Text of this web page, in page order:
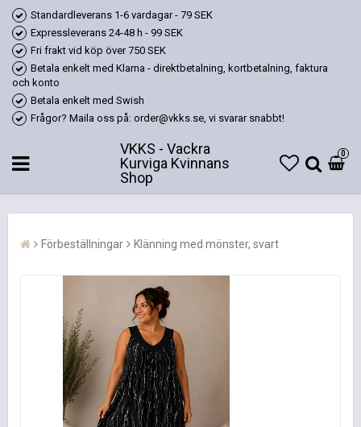
Standardleverans 1-6 vardagar - 79 SEK
Expressleverans 24-48 h - 99 SEK
Fri frakt vid köp över 750 SEK
Betala enkelt med Klarna - direktbetalning, kortbetalning, faktura
och konto
Betala enkelt med Swish
Frågor? Maila oss på: order@vkks.se, vi svarar snabbt!
VKKS - Vackra
Kurviga Kvinnans
Shop
0
Förbeställningar Klänning med mönster, svart